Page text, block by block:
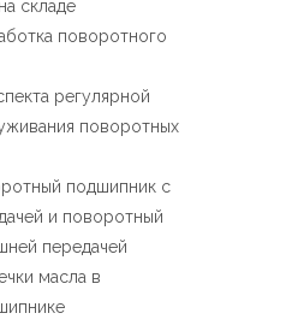
складе
поворотного
регулярной
поворотных
подшипник с
и поворотный
передачей
масла в